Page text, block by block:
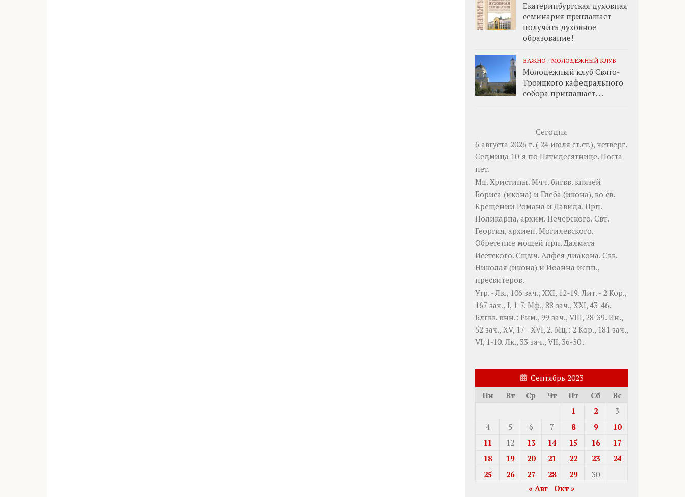
Екатеринбургская духовная
семинария приглашает
получить духовное
образование!
ВАЖНО / МОЛОДЕЖНЫЙ КЛУБ
Молодежный клуб Свято-
Троицкого кафедрального
собора приглашает. . .
Сегодня
6 августа 2026 г. ( 24 июля ст.ст.), четверг.
Седмица 10-я по Пятидесятнице. Поста
нет.
Мц. Христины. Мчч. блгвв. князей
Бориса (икона) и Глеба (икона), во св.
Крещении Романа и Давида. Прп.
Поликарпа, архим. Печерского. Свт.
Георгия, архиеп. Могилевского.
Обретение мощей прп.Далмата
Исетского. Сщмч. Алфея диакона. Свв.
Николая (икона) и Иоанна испп.,
пресвитеров.
Утр. -Лк., 106 зач., XXI, 12-19.Лит. - 2 Кор.,
167 зач., I, 1-7. Мф., 88 зач., XXI, 43-46.
Блгвв. кнн.: Рим., 99 зач., VIII, 28-39. Ин.,
52 зач., XV, 17 - XVI, 2. Мц.: 2 Кор., 181 зач.,
VI, 1-10. Лк., 33 зач., VII, 36-50 .
Сентябрь 2023
Пн
Вт Ср Чт Пт Сб
Вс
1
2
3
4
5 6 7 8 9
10
11
12 13 14 15 16
17
18
19 20 21 22 23
24
25
26 27 28 29
30
« Авг
Окт »